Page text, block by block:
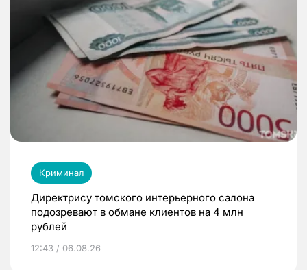
Криминал
Директрису томского интерьерного салона
подозревают в обмане клиентов на 4 млн
рублей
12:43 / 06.08.26